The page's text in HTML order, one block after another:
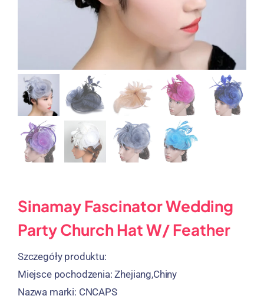
Sinamay Fascinator Wedding
Party Church Hat W/ Feather
Szczegóły produktu:
Miejsce pochodzenia: Zhejiang,Chiny
Nazwa marki: CNCAPS